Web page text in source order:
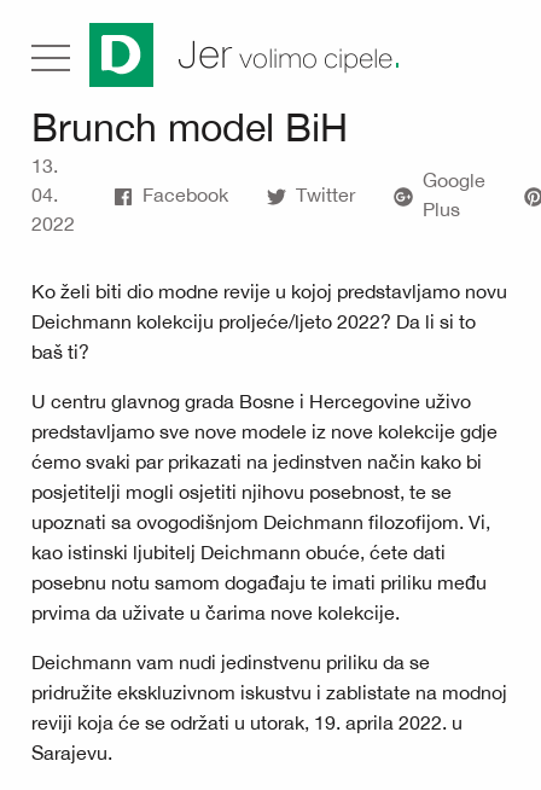
Jer volimo cipele.
Brunch model BiH
13.
04.
2022
Facebook Twitter
Google
Plus
Ko želi biti dio modne revije u kojoj predstavljamo novu
Deichmann kolekciju proljeće/ljeto 2022? Da li si to
baš ti?
U centru glavnog grada Bosne i Hercegovine uživo
predstavljamo sve nove modele iz nove kolekcije gdje
ćemo svaki par prikazati na jedinstven način kako bi
posjetitelji mogli osjetiti njihovu posebnost, te se
upoznati sa ovogodišnjom Deichmann filozofijom. Vi,
kao istinski ljubitelj Deichmann obuće, ćete dati
posebnu notu samom događaju te imati priliku među
prvima da uživate u čarima nove kolekcije.
Deichmann vam nudi jedinstvenu priliku da se
pridružite ekskluzivnom iskustvu i zablistate na modnoj
reviji koja će se održati u utorak, 19. aprila 2022. u
Sarajevu.